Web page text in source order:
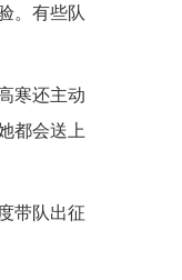
。有些队
寒还主动
都会送上
带队出征